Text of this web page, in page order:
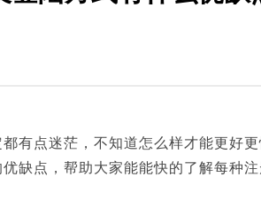
有点迷茫，不知道怎么样才能更好
缺点，帮助大家能能快的了解每种